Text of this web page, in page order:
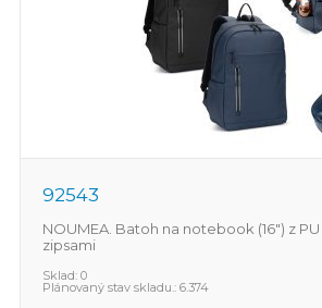
92543
NOUMEA. Batoh na notebook (16") z
zipsami
Sklad: 0
Plánovaný stav skladu.: 6.374